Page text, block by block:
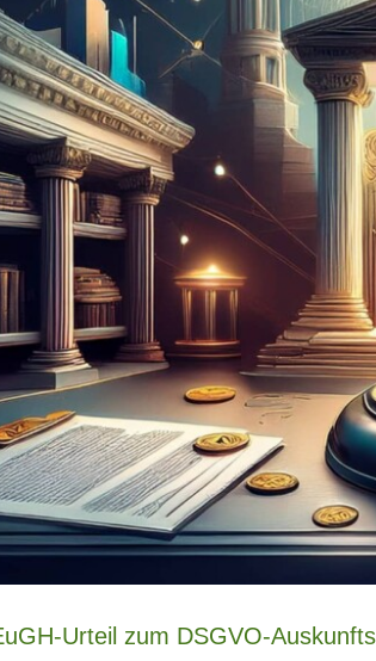
Urteil zum DSGVO-